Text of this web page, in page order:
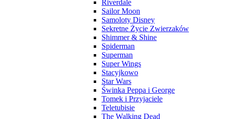
Riverdale
Sailor Moon
Samoloty Disney
Sekretne Życie Zwierzaków
Shimmer & Shine
Spiderman
Superman
Super Wings
Stacyjkowo
Star Wars
Świnka Peppa i George
Tomek i Przyjaciele
Teletubisie
The Walking Dead